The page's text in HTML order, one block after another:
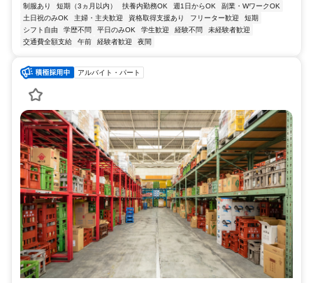
制服あり 短期（3ヵ月以内） 扶養内勤務OK 週1日からOK
副業・WワークOK
土日祝のみOK
主婦・主夫歓迎 資格取得支援あり フリーター歓迎
短期
シフト自由
学歴不問 平日のみOK 学生歓迎 経験不問
未経験者歓迎
交通費全額支給
午前 経験者歓迎 夜間
アルバイト・パート